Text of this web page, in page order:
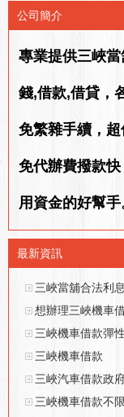
公司簡介
專業提供三峽
錢,借款,借貸，
免繁雜手續，
免代辦費撥款
用資金的好幫手
最新資訊
三峽當舖合法利
想辦理三峽機車
三峽機車借款彈
三峽機車借款
三峽汽車借款政
三峽機車借款不